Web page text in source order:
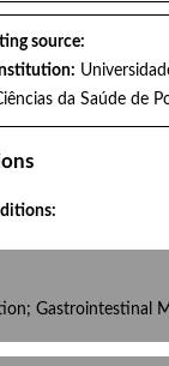
source:
da Saúde de
Gastrointestinal